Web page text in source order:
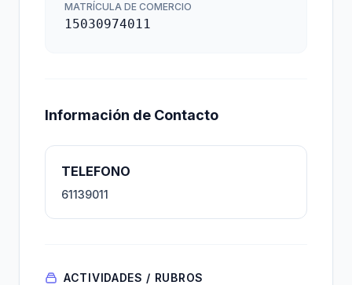
MATRÍCULA DE COMERCIO
15030974011
Información de Contacto
TELEFONO
61139011
ACTIVIDADES / RUBROS